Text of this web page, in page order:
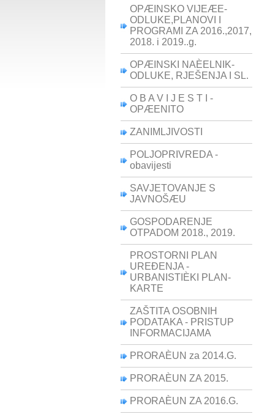
OPÆINSKO VIJEÆE-
ODLUKE,PLANOVI I
PROGRAMI ZA 2016.,2017,
2018. i 2019..g.
OPÆINSKI NAÈELNIK-
ODLUKE, RJEŠENJA I SL.
O B A V I J E S T I -
OPÆENITO
ZANIMLJIVOSTI
POLJOPRIVREDA -
obavijesti
SAVJETOVANJE S
JAVNOŠÆU
GOSPODARENJE
OTPADOM 2018., 2019.
PROSTORNI PLAN
UREÐENJA -
URBANISTIÈKI PLAN-
KARTE
ZAŠTITA OSOBNIH
PODATAKA - PRISTUP
INFORMACIJAMA
PRORAÈUN za 2014.G.
PRORAÈUN ZA 2015.
PRORAÈUN ZA 2016.G.